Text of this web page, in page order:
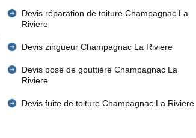
Devis réparation de toiture Champagnac La
Riviere
Devis zingueur Champagnac La Riviere
Devis pose de gouttière Champagnac La
Riviere
Devis fuite de toiture Champagnac La Riviere